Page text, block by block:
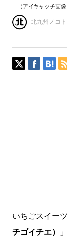
（アイキャッチ画
北九州ノコ
いちごスイー
チゴイチエ）